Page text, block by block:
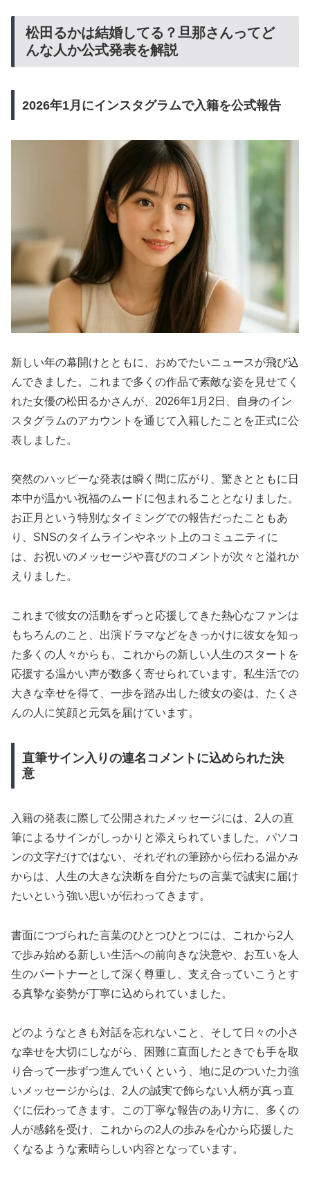
松田るかは結婚してる？旦那さんってど
んな人か公式発表を解説
2026年1月にインスタグラムで入籍を公式報告
新しい年の幕開けとともに、おめでたいニュースが飛び込
んできました。これまで多くの作品で素敵な姿を見せてく
れた女優の松田るかさんが、2026年1月2日、自身のイン
スタグラムのアカウントを通じて入籍したことを正式に公
表しました。
突然のハッピーな発表は瞬く間に広がり、驚きとともに日
本中が温かい祝福のムードに包まれることとなりました。
お正月という特別なタイミングでの報告だったこともあ
り、SNSのタイムラインやネット上のコミュニティに
は、お祝いのメッセージや喜びのコメントが次々と溢れか
えりました。
これまで彼女の活動をずっと応援してきた熱心なファンは
もちろんのこと、出演ドラマなどをきっかけに彼女を知っ
た多くの人々からも、これからの新しい人生のスタートを
応援する温かい声が数多く寄せられています。私生活での
大きな幸せを得て、一歩を踏み出した彼女の姿は、たくさ
んの人に笑顔と元気を届けています。
直筆サイン入りの連名コメントに込められた決
意
入籍の発表に際して公開されたメッセージには、2人の直
筆によるサインがしっかりと添えられていました。パソコ
ンの文字だけではない、それぞれの筆跡から伝わる温かみ
からは、人生の大きな決断を自分たちの言葉で誠実に届け
たいという強い思いが伝わってきます。
書面につづられた言葉のひとつひとつには、これから2人
で歩み始める新しい生活への前向きな決意や、お互いを人
生のパートナーとして深く尊重し、支え合っていこうとす
る真摯な姿勢が丁寧に込められていました。
どのようなときも対話を忘れないこと、そして日々の小さ
な幸せを大切にしながら、困難に直面したときでも手を取
り合って一歩ずつ進んでいくという、地に足のついた力強
いメッセージからは、2人の誠実で飾らない人柄が真っ直
ぐに伝わってきます。この丁寧な報告のあり方に、多くの
人が感銘を受け、これからの2人の歩みを心から応援した
くなるような素晴らしい内容となっています。